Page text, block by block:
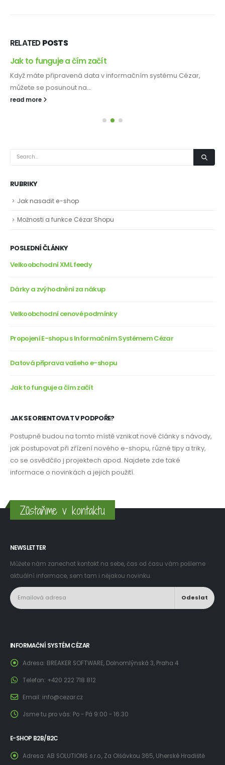
RELATEDPOSTS
Jak to funguje a čím začít
Když máte připravená data v informačním systému Cézar,
můžete se posunout na...
read more
RUBRIKY
Jak nasadit e-shop
Možnosti a funkce Cézar Shopu
POSLEDNÍ ČLÁNKY
Velkoobchodní XML feedy
Dárky a zvýhodnění za nákup
Velkoobchodní cenové podmínky
Propojení E-shopu s Informačním Systémem Cézar
Datová příprava vašeho e-shopu
Jak to funguje a čím začít
JAK SE ORIENTOVAT V PODPOŘE?
Postupně budou na tomto místě vznikat nové články s návody,
jak postupovat při zřízení nového e-shopu, různé tipy a triky,
co se osvědčilo j projektech apod. Najdete zde také
informace o novinkách a jejich použití.
Zůstaňme v kontaktu
NEWSLETTER
Můžete nám zanechat kontakt na sebe, čas od času vám pošleme
aktuální informace, sem tam i nějakou novinku.
INFORMAČNÍ SYSTÉM CÉZAR
Adresa: BREAKER SOFTWARE, Dolnomlýnská 3, Praha 4
Telefon: +420 222 718 812
Email: info@cezar.cz
Jsme tu pro vás: Po - Pá 9:00 - 16:30
E-SHOP B2B/B2C
Adresa: AB SOLUTIONS s.r.o., Za Olšávkou 365, Uherské Hradiště